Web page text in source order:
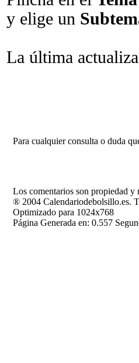
y elige un
La última
Para cualquier consulta o duda
Los comentarios son propiedad y
® 2004 Calendariodebolsillo.es.
Optimizado para 1024x768
Página Generada en: 0.557